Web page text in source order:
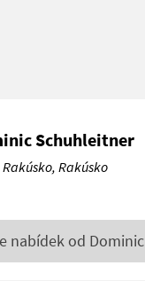
Schuhleitner
Rakúsko
nabídek od Dominic